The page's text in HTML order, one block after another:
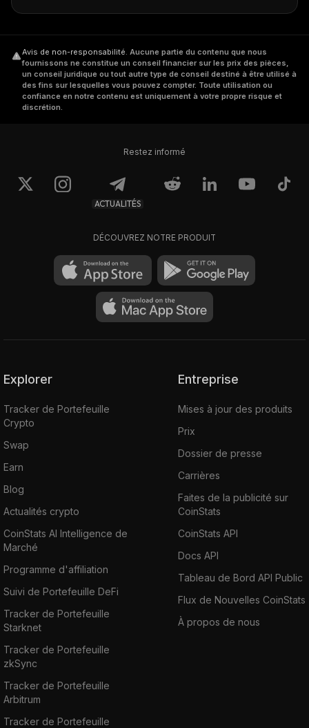
Avis de non-responsabilité. Aucune partie du contenu que nous
fournissons ne constitue un conseil financier sur les prix des pièces,
un conseil juridique ou tout autre type de conseil destiné à être utilisé à
des fins sur lesquelles vous pouvez compter. Toute utilisation ou
confiance en notre contenu est uniquement à votre propre risque et
discrétion.
Restez informé
ACTUALITÉS
DÉCOUVREZ NOTRE PRODUIT
Explorer
Tracker de Portefeuille
Crypto
Swap
Earn
Blog
Actualités crypto
CoinStats AI Intelligence de
Marché
Programme d'affiliation
Suivi de Portefeuille DeFi
Tracker de Portefeuille
Starknet
Tracker de Portefeuille
zkSync
Tracker de Portefeuille
Arbitrum
Tracker de Portefeuille
Entreprise
Mises à jour des produits
Prix
Dossier de presse
Carrières
Faites de la publicité sur
CoinStats
CoinStats API
Docs API
Tableau de Bord API Public
Flux de Nouvelles CoinStats
À propos de nous